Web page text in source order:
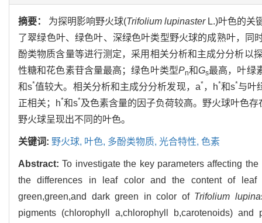
摘要： 为探明影响野火球(Trifolium lupinasterL.)叶色的关
了翠绿色叶、绿色叶、深绿色叶类型野火球的成熟叶，
酚类物质含量等进行测定，采用相关分析和主成分分析以
性糖和花色素苷含量最高；绿色叶类型Pn和Gs最高，叶绿
和s*值较大。相关分析和主成分分析发现，a*，h*和s*与叶
正相关；h*和s*及色素含量的因子负荷较高。野火球叶色
野火球呈现出不同的叶色。
关键词: 野火球, 叶色, 多酚类物质, 光合特性, 色素
Abstract:To investigate the key parameters affecting
the differences in leaf color and the content of leaf
green,green,and dark green in color of Trifolium
pigments (chlorophyll a,chlorophyll b,carotenoids)